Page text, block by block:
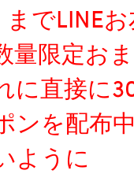
までLINE
量限定お
に直接に
ンを配布
ように